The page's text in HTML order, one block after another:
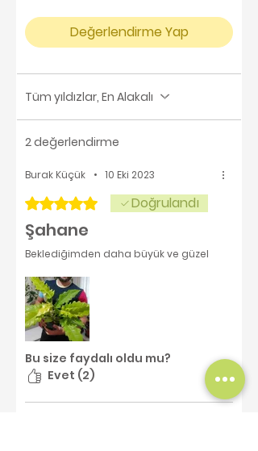
Değerlendirme Yap
Tüm yıldızlar, En Alakalı
2 değerlendirme
Burak Küçük • 10 Eki 2023
5 üzerinden 5 yıldızDoğrulandı
Şahane
Beklediğimden daha büyük ve güzel
Bu size faydalı oldu mu?
Evet (2)